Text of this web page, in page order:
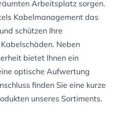
Arbeitsplatz sorgen.
Kabelmanagement das
schützen Ihre
Neben
bietet Ihnen ein
optische Aufwertung
finden Sie eine kurze
unseres Sortiments.